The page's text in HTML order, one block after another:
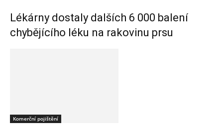
Lékárny dostaly dalších 6 000 balení
chybějícího léku na rakovinu prsu
Komerční pojištění